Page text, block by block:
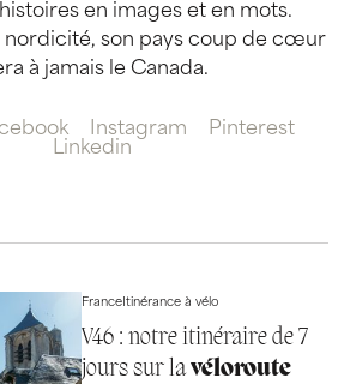
en images et en mots.
nordicité, son pays coup de cœur
à jamais le Canada.
Instagram
Pinterest
Linkedin
FranceItinérance à vélo
V46 : notre itinéraire de 7
jours sur lavéloroute